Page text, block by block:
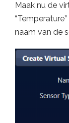
Maak nu de
naam van de